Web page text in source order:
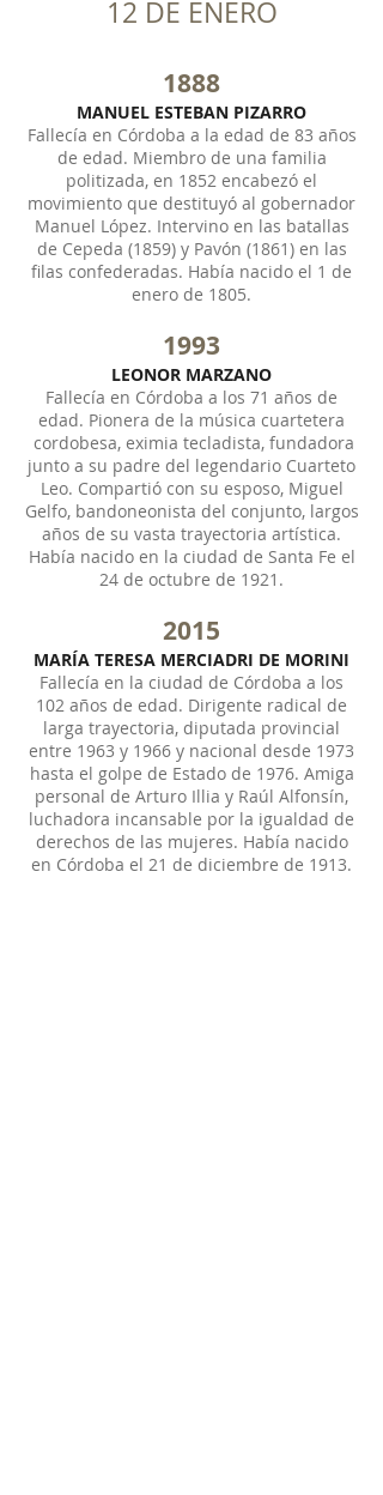
12 DE ENERO
1888
MANUEL ESTEBAN PIZARRO
Fallecía en Córdoba a la edad de 83 años
de edad. Miembro de una familia
politizada, en 1852 encabezó el
movimiento que destituyó al gobernador
Manuel López. Intervino en las batallas
de Cepeda (1859) y Pavón (1861) en las
filas confederadas. Había nacido el 1 de
enero de 1805.
1993
LEONOR MARZANO
Fallecía en Córdoba a los 71 años de
edad. Pionera de la música cuartetera
cordobesa, eximia tecladista, fundadora
junto a su padre del legendario Cuarteto
Leo. Compartió con su esposo, Miguel
Gelfo, bandoneonista del conjunto, largos
años de su vasta trayectoria artística.
Había nacido en la ciudad de Santa Fe el
24 de octubre de 1921.
2015
MARÍA TERESA MERCIADRI DE MORINI
Fallecía en la ciudad de Córdoba a los
102 años de edad. Dirigente radical de
larga trayectoria, diputada provincial
entre 1963 y 1966 y nacional desde 1973
hasta el golpe de Estado de 1976. Amiga
personal de Arturo Illia y Raúl Alfonsín,
luchadora incansable por la igualdad de
derechos de las mujeres. Había nacido
en Córdoba el 21 de diciembre de 1913.